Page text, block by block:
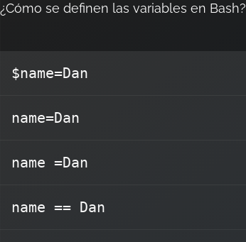
¿Cómo se definen las variables en Bash?
$name=Dan
name=Dan
name =Dan
name == Dan